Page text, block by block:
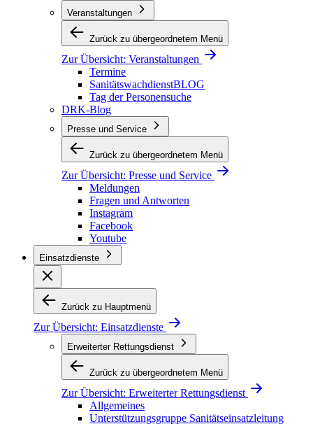
Veranstaltungen
Zurück zu übergeordnetem Menü
Zur Übersicht: Veranstaltungen
Termine
SanitätswachdienstBLOG
Tag der Personensuche
DRK-Blog
Presse und Service
Zurück zu übergeordnetem Menü
Zur Übersicht: Presse und Service
Meldungen
Fragen und Antworten
Instagram
Facebook
Youtube
Einsatzdienste
Zurück zu Hauptmenü
Zur Übersicht: Einsatzdienste
Erweiterter Rettungsdienst
Zurück zu übergeordnetem Menü
Zur Übersicht: Erweiterter Rettungsdienst
Allgemeines
Unterstützungsgruppe Sanitätseinsatzleitung